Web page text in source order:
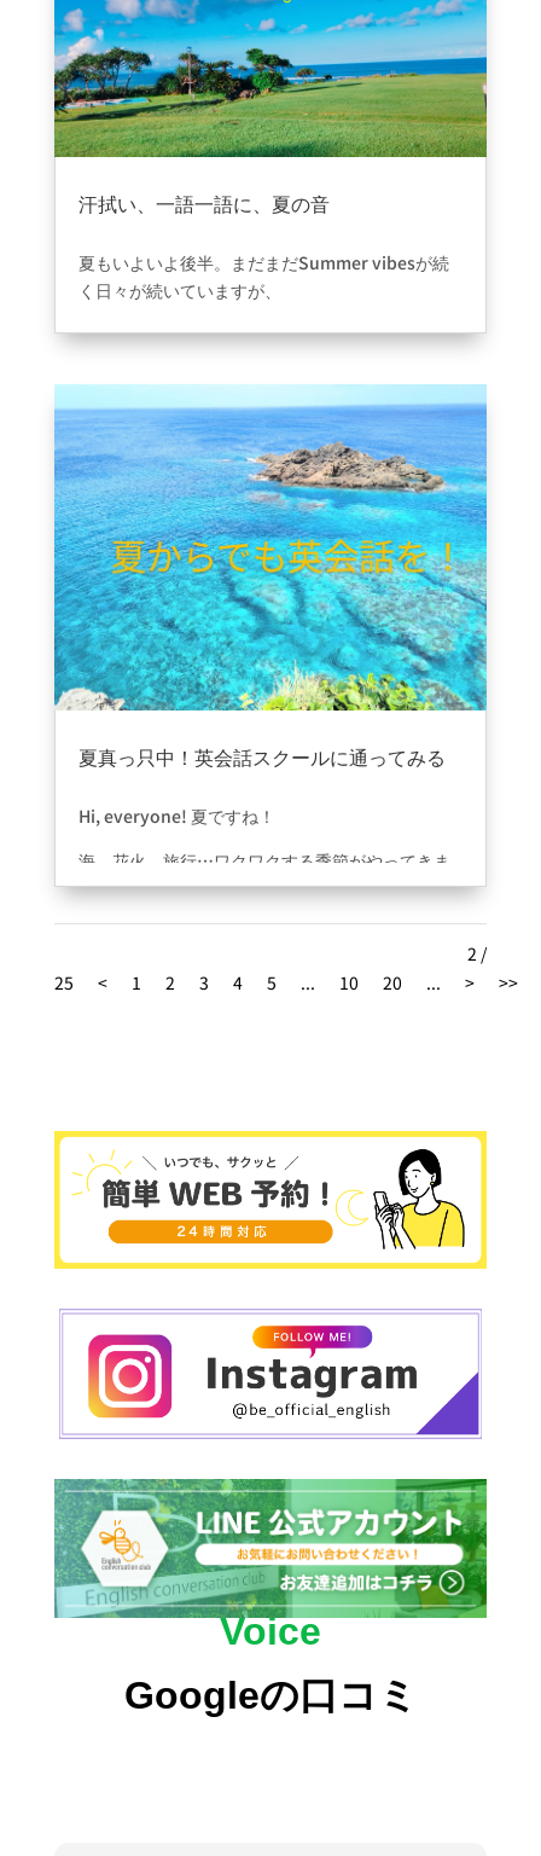
の生活に新しい習慣を取り入れるのにぴったりの
季節です。例えば、通勤や通学の時間に英単語ア
プリを活用、1日10分の英語日記でライティング力
アップ、英語で好きな音楽やドラマを楽しむな
ど、無理なく続けられる方法から始めるのがおす
すめです。
紹介します！
■ 秋の始まりを感じたときに
“It’s starting to feel like autumn.”
秋らしくなってきたね。
朝の空気がひんやりしてきたね。
“I love the crisp autumn air!.”
秋のすがすがしい空気が大好き！。
■ 秋の自然や景色について話すときに
“The leaves are starting to change color.”
葉っぱが色づき始めてるよ。
“Look at the beautiful fall foliage!”
きれいな紅葉を見て！
“Autumn sunsets are so pretty.”
“Pumpkin spice latte is back!”
“I had my first hot drink of the season
は、基礎的な文法から日常会話、ビジネス英語ま
で幅広く学べるので、初めての方でも安心。すで
に英語を学んでいる方は、より実践的な会話力を
磨くことができます。
レベルに合わせたカリキュラムをご用意している
ホリデーを控えている方、ビジネス英語に挑戦し
たい方など、どんな目標でもしっかりサポートし
ます。特に留学・ワーホリに向けた準備は、生活
で使う英語から面接・手続きまでしっかりお手伝
いします！
まずはお気軽に体験レッスンで雰囲気を感じてい
ただき、英会話を挑戦するあなたを全力でサポー
トさせて頂きますので、心斎橋校、天王寺校、梅
田校、三ノ宮校でお待ちしてます！
汗拭い、一語一語に、夏の音
夏もいよいよ後半。まだまだSummer vibesが続
く日々が続いていますが、
しれません。
そんな時こそ、新しいことを始めてリフレッシュ
してみませんか？
英会話は、旅行・仕事・日常に役立つスキル。
↓↓今回は夏に使えるような表現や言い回しをい
くつか紹介します！↓↓
① 現在完了形：「今までで一番〜」
This is the hottest summer I’ve ever
experienced!
（これは今までで一番暑い夏です！）
→ 「the most 〜 I’ve ever〜」のパターンは旅
その他の例： That was the best shaved ice I’ve
た！）
② be going to：「これから〜するつも
り」
I’m going to go to the beach this weekend.
③ 疑問詞＋現在進行形：「今〜してる
の？」
What are you doing to stay cool this summer?
（この夏、どうやって涼しく過ごしています
か？）
→ 会話のきっかけになる便利なフレーズです。
その他の例：
I’m drinking a lot of iced coffee!
（アイスコーヒーをたくさん飲んでます！）
*********************************************
*********************************************
************
まだ間に合う、夏からのスター
ト！
英会話を始めるのに、「遅すぎる」はありませ
ん。
Be..Englishでは、初心者から上級者まで、目的に
夏真っ只中！英会話スクールに通ってみる
Hi, everyone! 夏ですね！
海、花火、旅行…ワクワクする季節がやってきま
した。
でも、どこかで「もう1年の半分過ぎちゃった
☀ 旅行・仕事・留学を目指す方も
それぞれのペースで楽しく学べる環境がありま
す。
教室の雰囲気は明るく、リラックスできると好評
です！
経験豊富なネイティブ講師達が分かりやすく丁寧
に説明してくれるので安心して授業を受けれま
す！
例えば、「先週末あまりにも暑すぎてずっと家に
いたよ！」と英語で言いたい時は、
the whole time!
”so…that…”は「とっても~すぎて、という結果
になった」という原因と結果を表すときに使いま
す。
このように日常的に使える表現等を教えています
外にもインスタや、
グーグルマップからの情報等で確認して頂き、ご
2 /
25
< 1 2 3 4 5 ... 10 20 ... > >>
Voice
Googleの口コミ